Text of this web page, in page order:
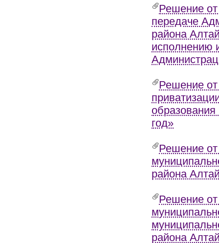
Решение
передаче
района
исполнению
Решение
образования
год»
Решение
района
Решение
района